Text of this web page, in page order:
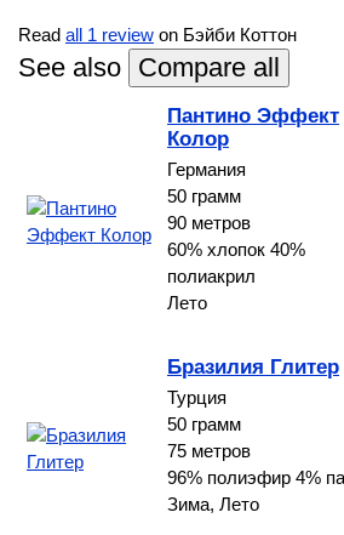
Read all 1 review on Бэйби Коттон
See also
Пантино Эффект
Колор
Германия
50 грамм
90 метров
60% хлопок 40%
полиакрил
Лето
Бразилия Глитер
Турция
50 грамм
75 метров
96% полиэфир 4%
Зима, Лето